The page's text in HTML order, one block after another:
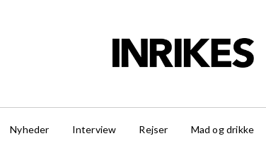
Nyheder Interview Rejser Mad og drikke